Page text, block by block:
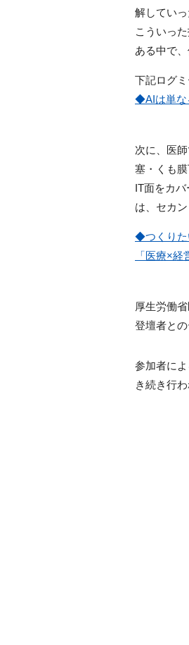
解してい
こういっ
ある中で
下記ログ
◆AIは単な
次に、医
塞・くも
IT面をカ
は、セカ
◆つくりた
「医療×
厚生労働
登壇者と
参加者に
き続き行